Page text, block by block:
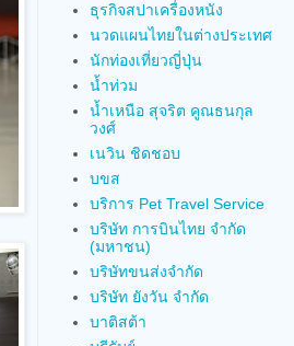
ธุรกิจสปาเครื่องหนัง
นวดแผนไทยในต่างประเทศ
นักท่องเที่ยวญี่ปุ่น
น้ำท่วม
น้ำเหนือ สุจริต คูณธนกุล
วงศ์
เนวิน ชิดชอบ
บขส
บริการ Pet Travel Service
บริษัท การบินไทย จำกัด
(มหาชน)
บริษัทขนส่งจำกัด
บริษัท ยังวัน จำกัด
บาติสต้า